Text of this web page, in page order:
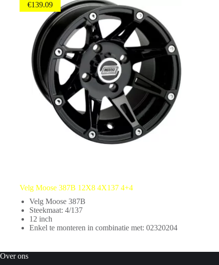
Velg Moose 387B 12X8 4X137 4+4
€139.09
Velg Moose 387B
Steekmaat: 4/137
12 inch
Enkel te monteren in combinatie met: 02320204
Over ons